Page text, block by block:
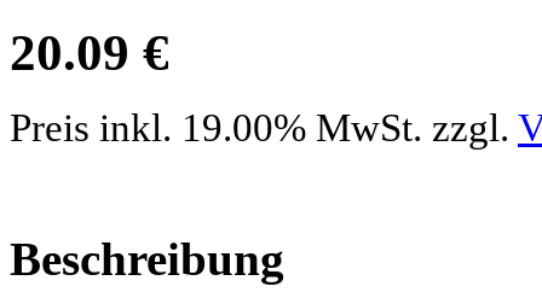
20.09 €
Preis inkl. 19.00% MwSt. zzgl.
Beschreibung